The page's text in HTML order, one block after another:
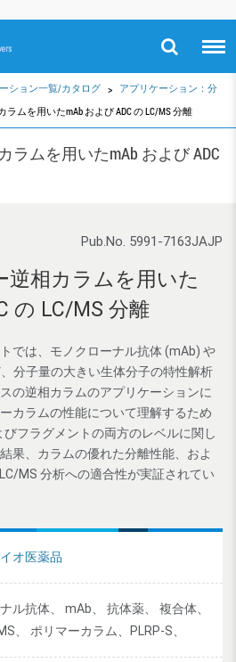
ション一覧/カタログ
アプリケーション：分
ラムを用いたmAb および ADC の LC/MS 分離
ラムを用いたmAb および ADC
Pub.No. 5991-7163JAJP
逆相カラムを用いた
の LC/MS 分離
では、モノクローナル抗体 (mAb) や
分子量の大きい生体分子の特性解析
の逆相カラムのアプリケーションに
カラムの性能について理解するため
フラグメントの両方のレベルに関し
果、カラムの優れた分離性能、およ
MS 分析への適合性が実証されてい
オ医薬品
ル抗体、 mAb、 抗体薬、 複合体、
、 ポリマーカラム、PLRP-S、